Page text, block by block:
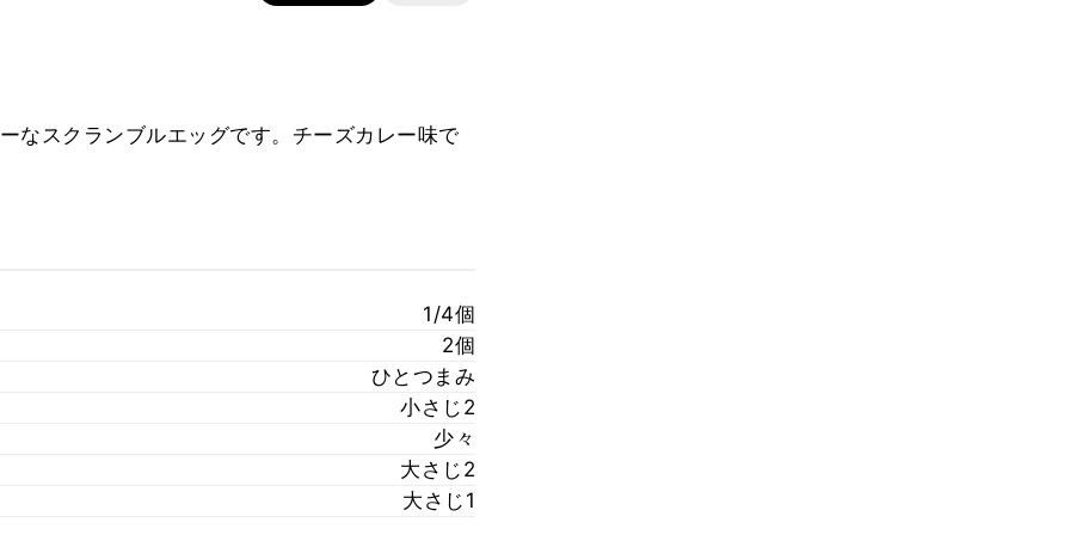
なスクランブルエッグです。チーズカレー味で
1/4個
2個
ひとつまみ
小さじ2
少々
大さじ2
大さじ1